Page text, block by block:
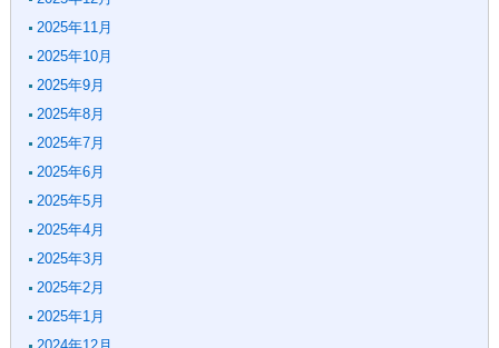
2025年11月
2025年10月
2025年9月
2025年8月
2025年7月
2025年6月
2025年5月
2025年4月
2025年3月
2025年2月
2025年1月